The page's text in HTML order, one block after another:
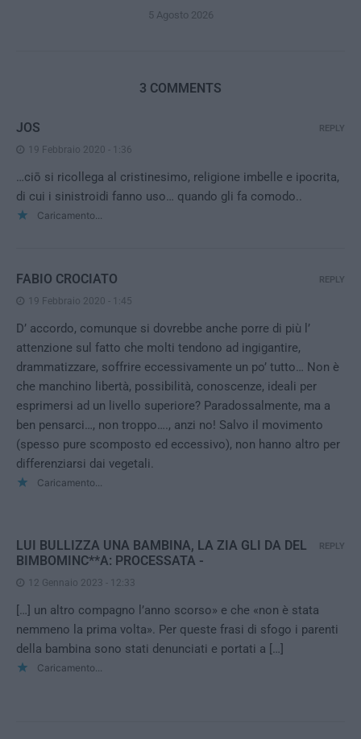
5 Agosto 2026
3 COMMENTS
JOS
19 Febbraio 2020 - 1:36
…ciō si ricollega al cristinesimo, religione imbelle e ipocrita,
di cui i sinistroidi fanno uso… quando gli fa comodo..
Caricamento...
REPLY
FABIO CROCIATO
19 Febbraio 2020 - 1:45
D’ accordo, comunque si dovrebbe anche porre di più l’
attenzione sul fatto che molti tendono ad ingigantire,
drammatizzare, soffrire eccessivamente un po’ tutto… Non è
che manchino libertà, possibilità, conoscenze, ideali per
esprimersi ad un livello superiore? Paradossalmente, ma a
ben pensarci…, non troppo…., anzi no! Salvo il movimento
(spesso pure scomposto ed eccessivo), non hanno altro per
differenziarsi dai vegetali.
Caricamento...
REPLY
LUI BULLIZZA UNA BAMBINA, LA ZIA GLI DA DEL
BIMBOMINC**A: PROCESSATA -
12 Gennaio 2023 - 12:33
[…] un altro compagno l’anno scorso» e che «non è stata
nemmeno la prima volta». Per queste frasi di sfogo i parenti
della bambina sono stati denunciati e portati a […]
Caricamento...
REPLY